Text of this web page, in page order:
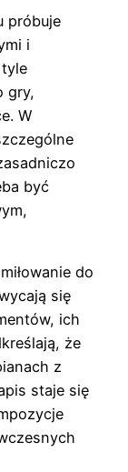
próbuje
i
gry,
W
być
do
się
ich
że
z
staje się